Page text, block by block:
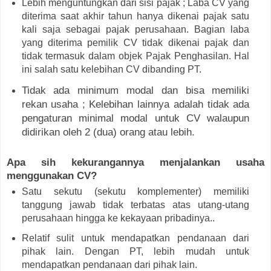
Lebih menguntungkan dari sisi pajak ; Laba CV yang
diterima saat akhir tahun hanya dikenai pajak satu
kali saja sebagai pajak perusahaan. Bagian laba
yang diterima pemilik CV tidak dikenai pajak dan
tidak termasuk dalam objek Pajak Penghasilan. Hal
ini salah satu kelebihan CV dibanding PT.
Tidak ada minimum modal dan bisa memiliki
rekan usaha ; Kelebihan lainnya adalah tidak ada
pengaturan minimal modal untuk CV walaupun
didirikan oleh 2 (dua) orang atau lebih.
Apa sih kekurangannya menjalankan usaha
menggunakan CV?
Satu sekutu (sekutu komplementer) memiliki
tanggung jawab tidak terbatas atas utang-utang
perusahaan hingga ke kekayaan pribadinya..
Relatif sulit untuk mendapatkan pendanaan dari
pihak lain. Dengan PT, lebih mudah untuk
mendapatkan pendanaan dari pihak lain.